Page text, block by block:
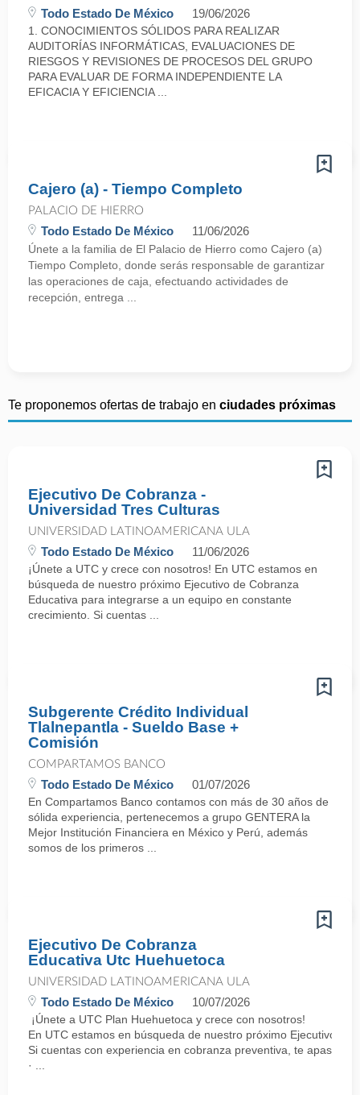
Todo Estado De México 19/06/2026
1. CONOCIMIENTOS SÓLIDOS PARA REALIZAR
AUDITORÍAS INFORMÁTICAS, EVALUACIONES DE
RIESGOS Y REVISIONES DE PROCESOS DEL GRUPO
PARA EVALUAR DE FORMA INDEPENDIENTE LA
EFICACIA Y EFICIENCIA ...
Cajero (a) - Tiempo Completo
PALACIO DE HIERRO
Todo Estado De México 11/06/2026
Únete a la familia de El Palacio de Hierro como Cajero (a)
Tiempo Completo, donde serás responsable de garantizar
las operaciones de caja, efectuando actividades de
recepción, entrega ...
Te proponemos ofertas de trabajo en ciudades próximas
Ejecutivo De Cobranza -
Universidad Tres Culturas
UNIVERSIDAD LATINOAMERICANA ULA
Todo Estado De México 11/06/2026
¡Únete a UTC y crece con nosotros! En UTC estamos en
búsqueda de nuestro próximo Ejecutivo de Cobranza
Educativa para integrarse a un equipo en constante
crecimiento. Si cuentas ...
Subgerente Crédito Individual
Tlalnepantla - Sueldo Base +
Comisión
COMPARTAMOS BANCO
Todo Estado De México 01/07/2026
En Compartamos Banco contamos con más de 30 años de
sólida experiencia, pertenecemos a grupo GENTERA la
Mejor Institución Financiera en México y Perú, además
somos de los primeros ...
Ejecutivo De Cobranza
Educativa Utc Huehuetoca
UNIVERSIDAD LATINOAMERICANA ULA
Todo Estado De México 10/07/2026
¡Únete a UTC Plan Huehuetoca y crece con nosotros!
En UTC estamos en búsqueda de nuestro próximo Ejecutivo
Si cuentas con experiencia en cobranza preventiva, te
· ...